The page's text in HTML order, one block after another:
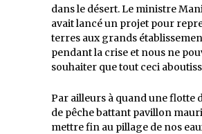
dans le désert. Le ministre
avait lancé un projet pour
terres aux grands
pendant la crise et nous ne
souhaiter que tout ceci
Par ailleurs à quand une flotte
de pêche battant pavillon
mettre fin au pillage de nos